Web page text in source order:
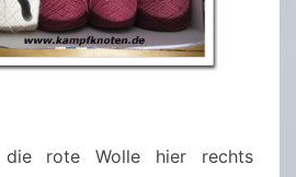
rote Wolle hier rechts